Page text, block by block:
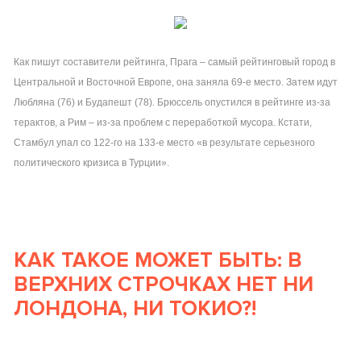
Как пишут составители рейтинга, Прага – самый рейтинговый город в
Центральной и Восточной Европе, она заняла 69-е место. Затем идут
Любляна (76) и Будапешт (78). Брюссель опустился в рейтинге из-за
терактов, а Рим – из-за проблем с переработкой мусора. Кстати,
Стамбул упал со 122-го на 133-е место «в результате серьезного
политического кризиса в Турции».
КАК ТАКОЕ МОЖЕТ БЫТЬ: В
ВЕРХНИХ СТРОЧКАХ НЕТ НИ
ЛОНДОНА, НИ ТОКИО?!